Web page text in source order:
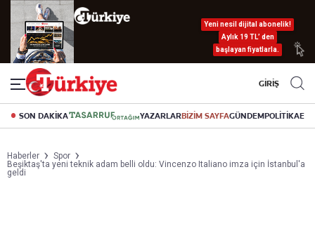
Yeni nesil dijital abonelik!
Aylık 19 TL’ den
başlayan fiyatlarla.
GİRİŞ
SON DAKİKA YAZARLARBİZİM SAYFAGÜNDEMPOLİTİKA
Haberler
Spor
Beşiktaş'ta yeni teknik adam belli oldu: Vincenzo Italiano imza için İstanbul'a
geldi